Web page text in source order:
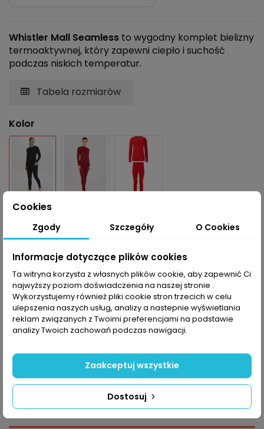
Whistler Mall Seamless to wygodny komplet bielizny
termoaktywnej, który zapewni ciepło i suchość
podczas niskich temperatur.
Tabela rozmiarów
Kolor
Czarny
Czerwony Czerwono-różowy
Dodaj do koszyka
Cookies
Zgody Szczegóły O Cookies
Informacje dotyczące plików cookies
Ta witryna korzysta z własnych plików cookie, aby zapewnić Ci
najwyższy poziom doświadczenia na naszej stronie .
Wykorzystujemy również pliki cookie stron trzecich w celu
ulepszenia naszych usług, analizy a nastepnie wyświetlania
reklam związanych z Twoimi preferencjami na podstawie
analizy Twoich zachowań podczas nawigacji.
Dostosuj
Zaakceptuj wszystkie